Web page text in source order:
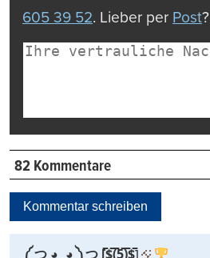
605 39 52. Lieber per Post?
82 Kommentare
Kommentar schreiben